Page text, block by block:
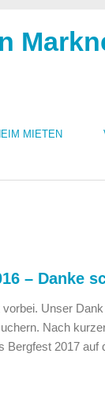
MIETEN
– Danke
Unser
Nach
Bergfest 2017